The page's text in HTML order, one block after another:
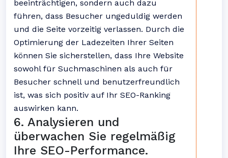
beeinträchtigen, sondern auch dazu
führen, dass Besucher ungeduldig werden
und die Seite vorzeitig verlassen. Durch die
Optimierung der Ladezeiten Ihrer Seiten
können Sie sicherstellen, dass Ihre Website
sowohl für Suchmaschinen als auch für
Besucher schnell und benutzerfreundlich
ist, was sich positiv auf Ihr SEO-Ranking
auswirken kann.
6. Analysieren und
überwachen Sie regelmäßig
Ihre SEO-Performance.